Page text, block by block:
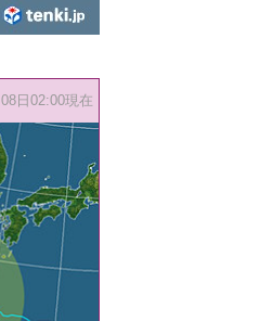
08日02:00現在